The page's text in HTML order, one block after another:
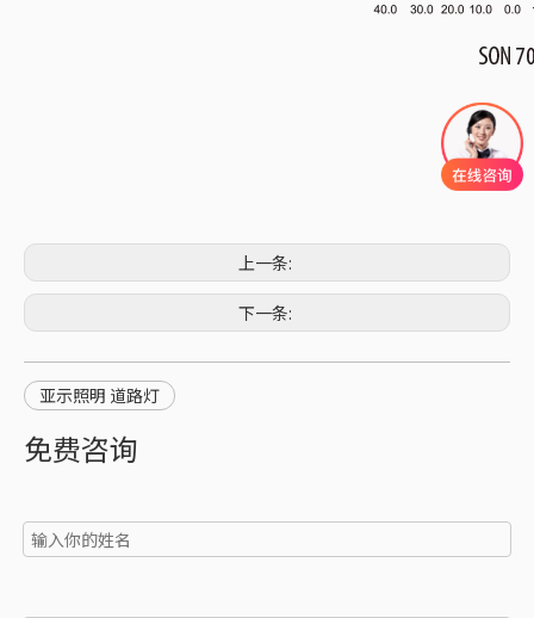
上一条:
下一条:
亚示照明 道路灯
免费咨询